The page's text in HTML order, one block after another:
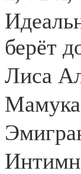
берёт
Лиса